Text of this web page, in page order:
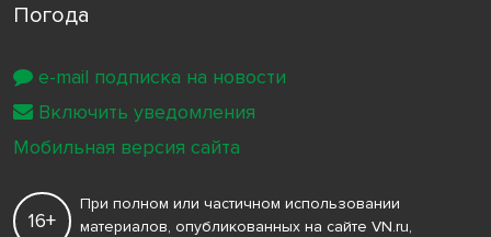
Погода
16+
При полном или частичном использовании
материалов, опубликованных на сайте VN.ru,
e-mail подписка на новости
Включить уведомления
Мобильная версия сайта